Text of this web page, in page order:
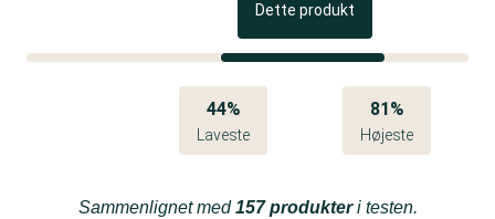
Dette produkt
44%
Laveste
81%
Højeste
Sammenlignet med157 produkteri testen.